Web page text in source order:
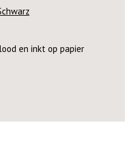
en inkt op papier